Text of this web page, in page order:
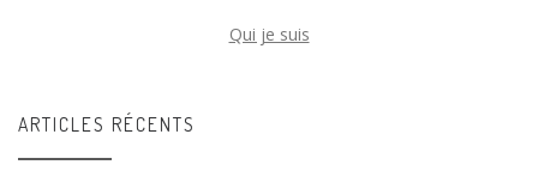
Qui je suis
ARTICLES RÉCENTS